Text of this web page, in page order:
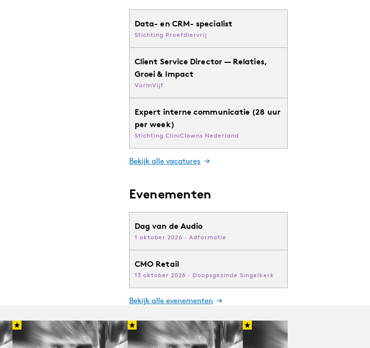
Data- en CRM- specialist
Stichting Proefdiervrij
Client Service Director — Relaties,
Groei & Impact
VormVijf
Expert interne communicatie (28 uur
per week)
Stichting CliniClowns Nederland
Bekijk alle vacatures
Evenementen
Dag van de Audio
1 oktober 2026 · Adformatie
CMO Retail
13 oktober 2026 · Doopsgezinde Singelkerk
Bekijk alle evenementen